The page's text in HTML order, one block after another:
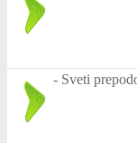
- Sveti